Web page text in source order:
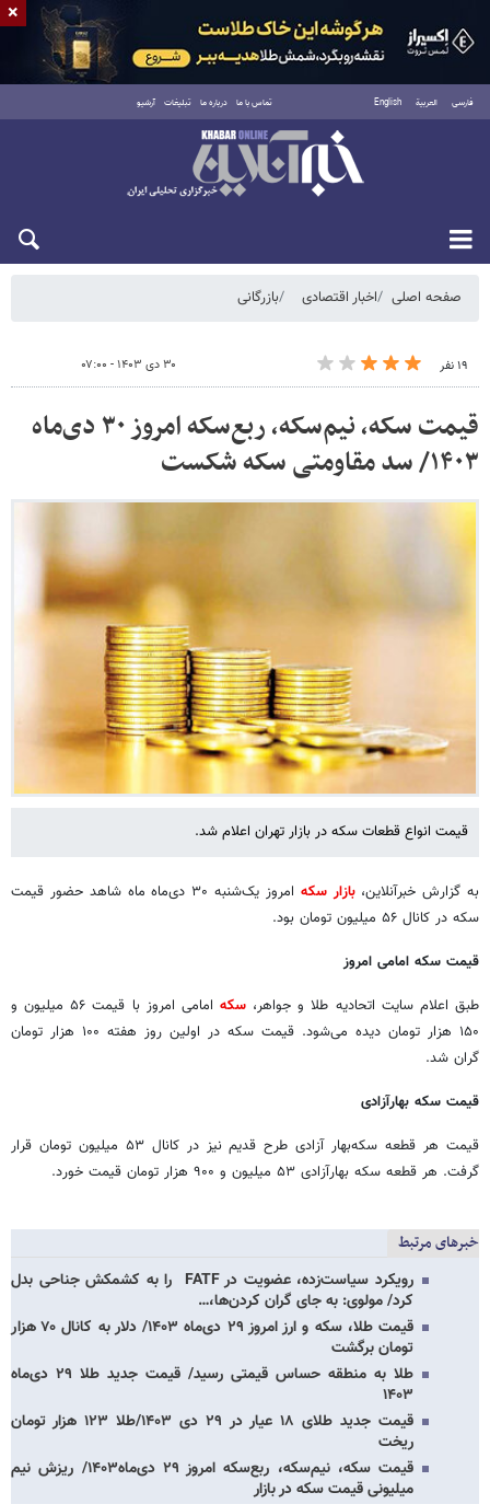
فارسی العربية English تماس با ما درباره ما تبلیغات آرشیو
پنجشنبه ۱۵ مرداد ۱۴۰۵
صفحه اصلی اخبار اقتصادی بازرگانی
۱۹ نفر ۳۰ دی ۱۴۰۳ - ۰۷:۰۰
قیمت سکه، نیم‌سکه، ربع‌سکه امروز ۳۰ دی‌ماه
۱۴۰۳/ سد مقاومتی سکه شکست
قیمت انواع قطعات سکه در بازار تهران اعلام شد.
به گزارش خبرآنلاین،بازار سکه
امروز یک‌شنبه ۳۰ دی‌ماه ماه شاهد حضور قیمت
سکه در کانال ۵۶ میلیون تومان بود.
قیمت سکه امامی امروز
طبق اعلام سایت اتحادیه طلا و جواهر، سکه
امامی امروز با قیمت ۵۶ میلیون و
۱۵۰ هزار تومان دیده می‌شود. قیمت سکه در اولین روز هفته ۱۰۰ هزار تومان
گران شد.
قیمت سکه بهارآزادی
قیمت هر قطعه سکه‌بهار آزادی طرح قدیم نیز در کانال ۵۳ میلیون تومان قرار
گرفت. هر قطعه سکه بهارآزادی ۵۳ میلیون و ۹۰۰ هزار تومان قیمت خورد.
خبرهای مرتبط
رویکرد سیاست‌زده، عضویت در FATF را به کشمکش جناحی بدل
کرد/ مولوی: به جای گران کردن‌ها،…
قیمت طلا، سکه و ارز امروز ۲۹ دی‌ماه ۱۴۰۳/ دلار به کانال ۷۰ هزار
تومان برگشت
طلا به منطقه حساس قیمتی رسید/ قیمت جدید طلا ۲۹ دی‌ماه
۱۴۰۳
قیمت جدید طلای ۱۸ عیار در ۲۹ دی ۱۴۰۳/طلا ۱۲۳ هزار تومان
ریخت
قیمت سکه، نیم‌سکه، ربع‌سکه امروز ۲۹ دی‌ماه۱۴۰۳/ ریزش نیم
میلیونی قیمت سکه در بازار
×